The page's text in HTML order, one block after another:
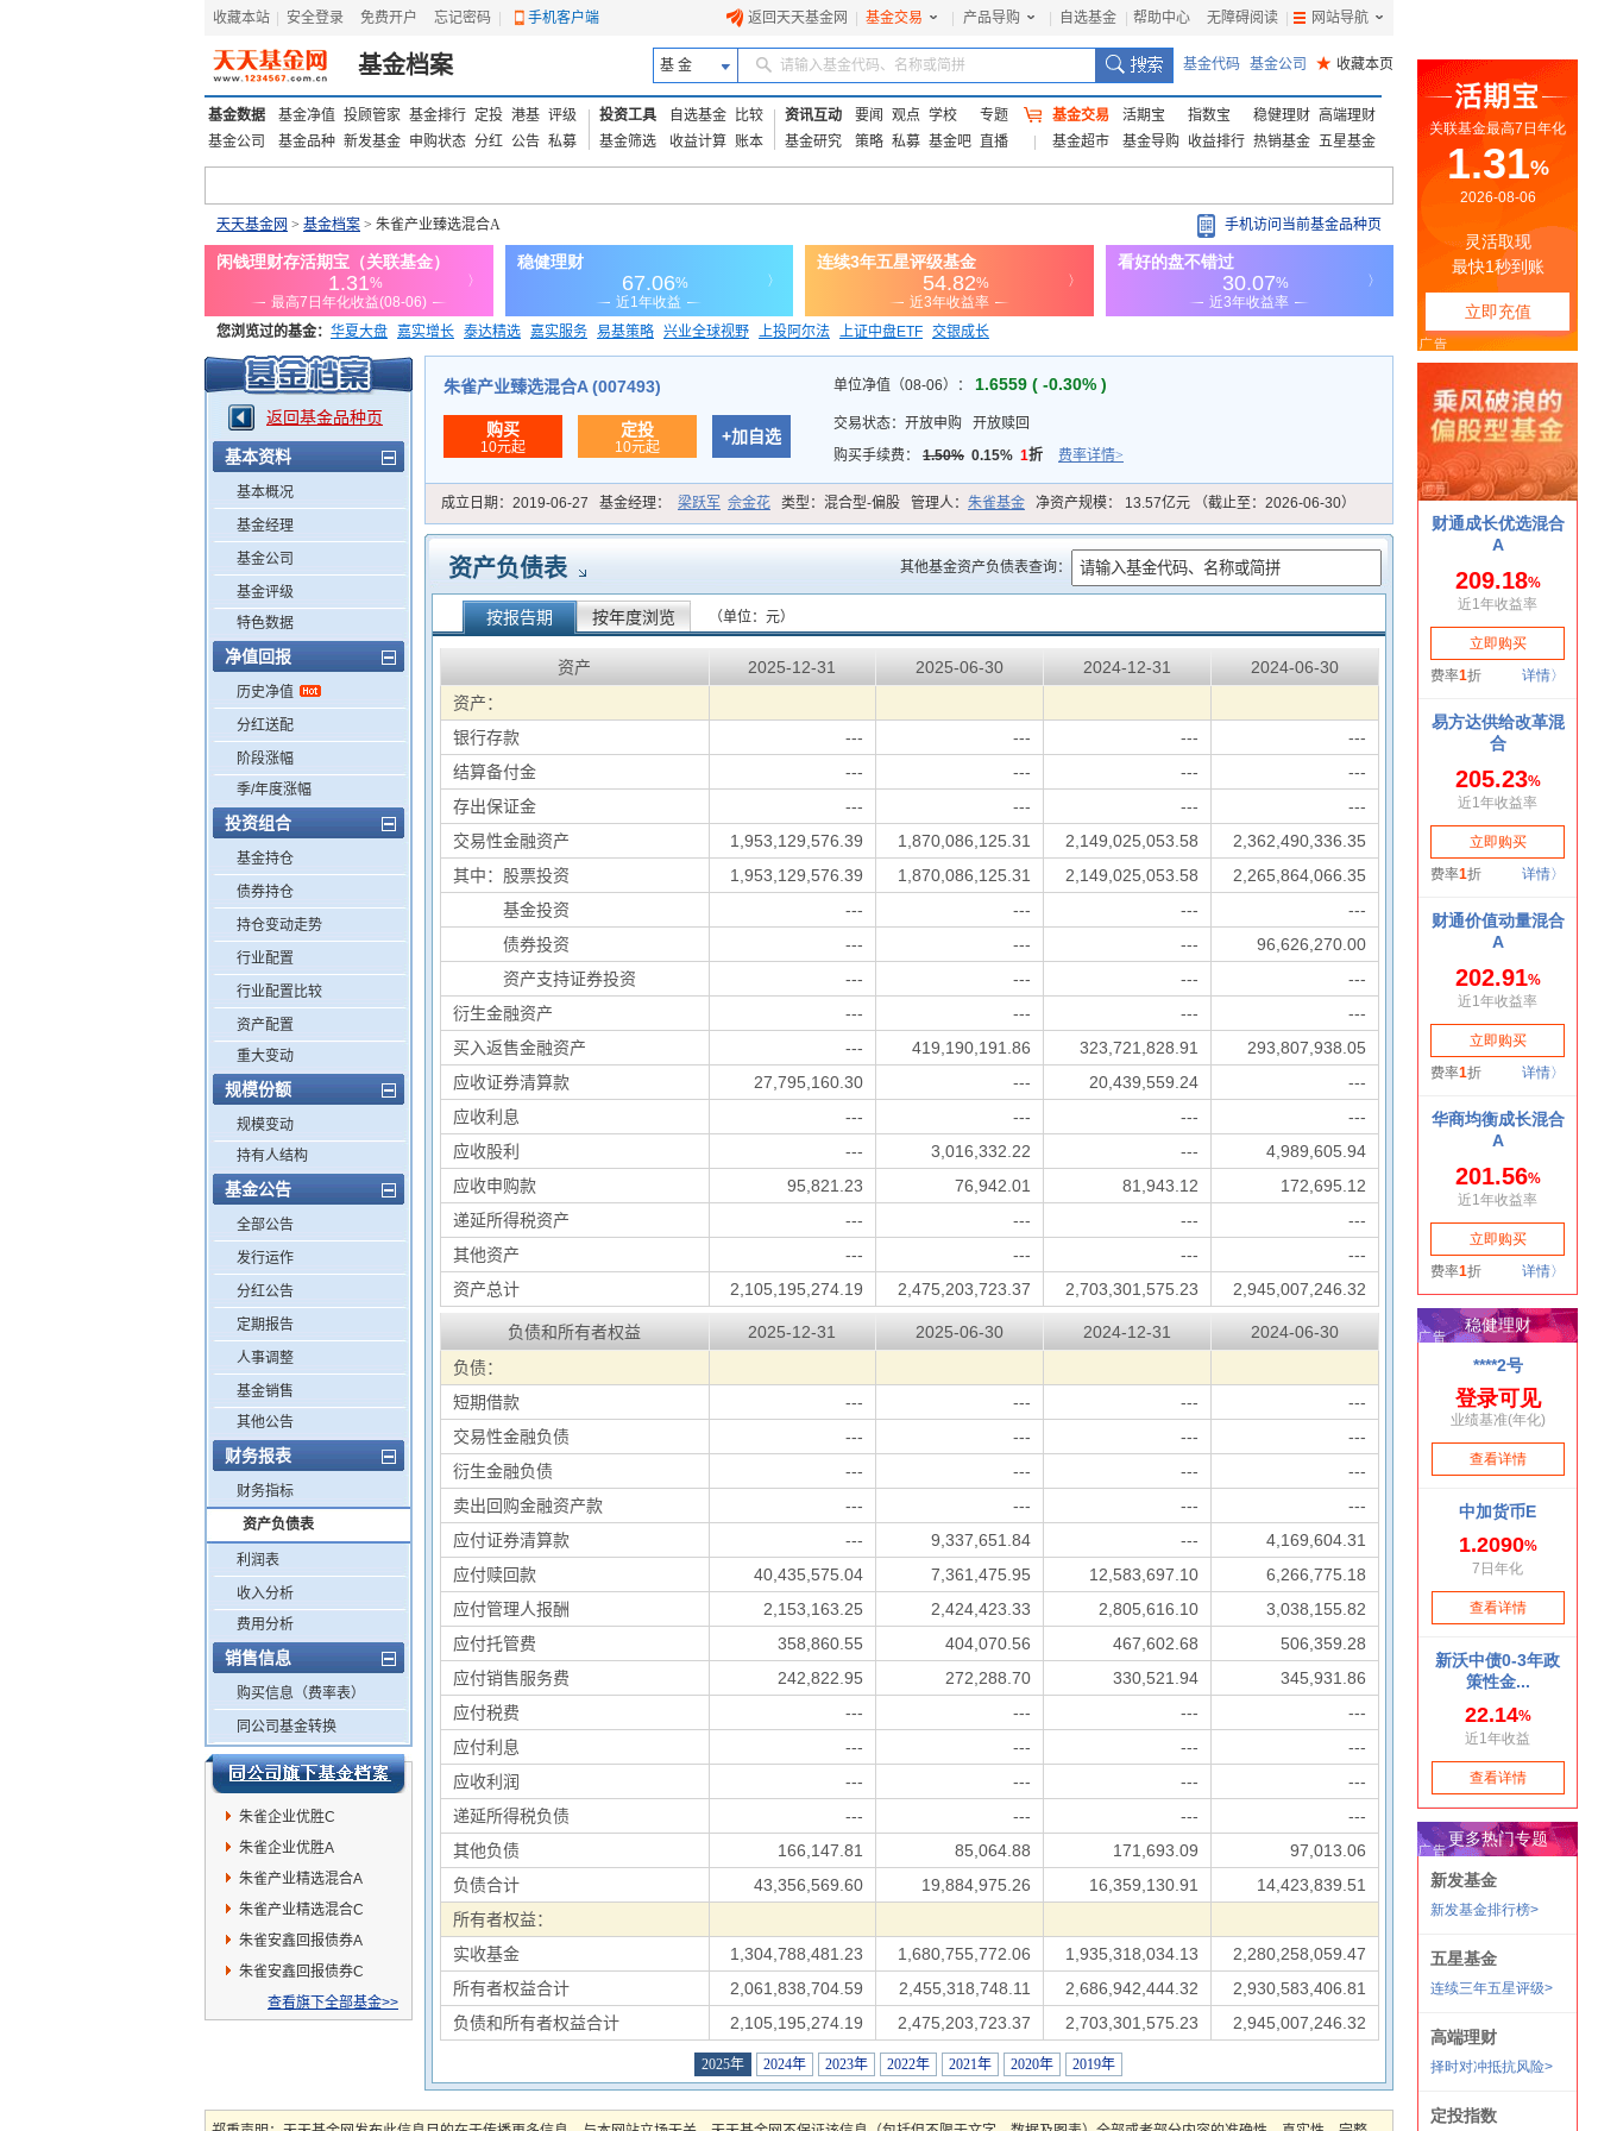
收藏本站 安全登录 免费开户 忘记密码 手机客户端 返回天天基金网 基金交易 产品导购 自选基金 帮助中心 无障碍阅读 网站导航
基金档案 基 金 请输入基金代码、名称或简拼 基金代码 基金公司 ★ 收藏本页
基金数据 基金净值 投顾管家 基金排行 定投 港基 评级
基金公司
基金品种 新发基金 申购状态 分红 公告 私募
投资工具 自选基金
比较
基金筛选
收益计算 账本
资讯互动 要闻 观点 学校
专题
基金研究
策略 私募 基金吧 直播
基金交易 活期宝 指数宝 稳健理财 高端理财
基金超市
基金导购 收益排行 热销基金 五星基金
天天基金网 > 基金档案 > 朱雀产业臻选混合A 手机访问当前基金品种页
您浏览过的基金： 华夏大盘 嘉实增长 泰达精选 嘉实服务 易基策略 兴业全球视野 上投阿尔法 上证中盘ETF 交银成长
添富优势 华安宏利 上证180价值ETF
返回基金品种页
基本资料
基本概况
基金经理
基金公司
基金评级
特色数据
净值回报
历史净值
分红送配
阶段涨幅
季/年度涨幅
投资组合
基金持仓
债券持仓
持仓变动走势
行业配置
行业配置比较
资产配置
重大变动
规模份额
规模变动
持有人结构
基金公告
全部公告
发行运作
分红公告
定期报告
人事调整
基金销售
其他公告
财务报表
财务指标
资产负债表
利润表
收入分析
费用分析
销售信息
购买信息（费率表）
同公司基金转换
朱雀企业优胜C
朱雀企业优胜A
朱雀产业精选混合A
朱雀产业精选混合C
朱雀安鑫回报债券A
朱雀安鑫回报债券C
查看旗下全部基金>>
朱雀产业臻选混合A (007493)
购买
10元起
定投
10元起
+加自选
单位净值（08-06）： 1.6559 ( -0.30% )
交易状态： 开放申购
开放赎回
购买手续费： 1.50% 0.15% 1折 费率详情>
成立日期： 2019-06-27 基金经理： 梁跃军 佘金花 类型： 混合型-偏股 管理人： 朱雀基金 净资产规模： 13.57亿元 （截止至：2026-06-30）
资产负债表 其他基金资产负债表查询：
按报告期 按年度浏览 （单位：元）
资产 2025-12-31 2025-06-30 2024-12-31
2024-06-30
资产：
银行存款
--- --- ---
---
结算备付金
--- --- ---
---
存出保证金
--- --- ---
---
交易性金融资产
1,953,129,576.39 1,870,086,125.31 2,149,025,053.58
2,362,490,336.35
其中：股票投资
1,953,129,576.39 1,870,086,125.31 2,149,025,053.58
2,265,864,066.35
基金投资 --- --- ---
---
债券投资 --- --- ---
96,626,270.00
资产支持证券投资 --- --- ---
---
衍生金融资产
--- --- ---
---
买入返售金融资产
--- 419,190,191.86 323,721,828.91
293,807,938.05
应收证券清算款
27,795,160.30 --- 20,439,559.24
---
应收利息
--- --- ---
---
应收股利
--- 3,016,332.22 ---
4,989,605.94
应收申购款
95,821.23 76,942.01 81,943.12
172,695.12
递延所得税资产
--- --- ---
---
其他资产
--- --- ---
---
资产总计
2,105,195,274.19 2,475,203,723.37 2,703,301,575.23 2,945,007,246.32
负债和所有者权益 2025-12-31 2025-06-30 2024-12-31
2024-06-30
负债：
短期借款
--- --- ---
---
交易性金融负债
--- --- ---
---
衍生金融负债
--- --- ---
---
卖出回购金融资产款
--- --- ---
---
应付证券清算款
--- 9,337,651.84 ---
4,169,604.31
应付赎回款
40,435,575.04 7,361,475.95 12,583,697.10
6,266,775.18
应付管理人报酬
2,153,163.25 2,424,423.33 2,805,616.10
3,038,155.82
应付托管费
358,860.55 404,070.56 467,602.68
506,359.28
应付销售服务费
242,822.95 272,288.70 330,521.94
345,931.86
应付税费
--- --- ---
---
应付利息
--- --- ---
---
应收利润
--- --- ---
---
递延所得税负债
--- --- ---
---
其他负债
166,147.81 85,064.88 171,693.09
97,013.06
负债合计
43,356,569.60 19,884,975.26 16,359,130.91
14,423,839.51
所有者权益：
实收基金
1,304,788,481.23 1,680,755,772.06 1,935,318,034.13
2,280,258,059.47
所有者权益合计
2,061,838,704.59 2,455,318,748.11 2,686,942,444.32
2,930,583,406.81
负债和所有者权益合计
2,105,195,274.19 2,475,203,723.37 2,703,301,575.23 2,945,007,246.32
2025年 2024年 2023年 2022年 2021年 2020年 2019年